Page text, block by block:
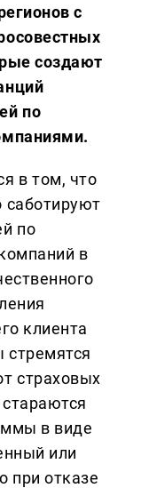
с
создают
по
в том, что
саботируют
по
в
клиента
страховых
в виде
или
при отказе